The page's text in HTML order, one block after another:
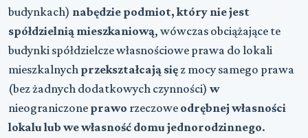
budynkach) nabędzie podmiot, który nie jest
spółdzielnią mieszkaniową, wówczas obciążające te
budynki spółdzielcze własnościowe prawa do lokali
mieszkalnych przekształcają się z mocy samego prawa
(bez żadnych dodatkowych czynności) w
nieograniczone prawo rzeczowe odrębnej własności
lokalu lub we własność domu jednorodzinnego.